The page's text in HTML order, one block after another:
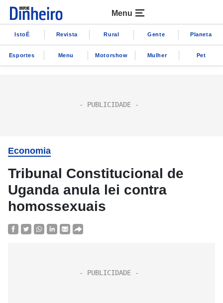
Menu
IstoÉ Revista Rural Gente Planeta
Esportes Menu Motorshow Mulher Pet
Economia
Tribunal Constitucional de
Uganda anula lei contra
homossexuais